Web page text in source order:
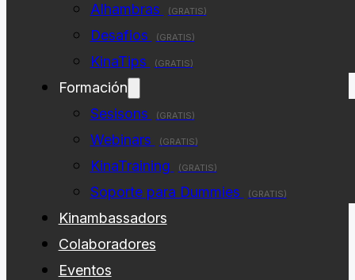
Alhambras (GRATIS)
Desafios (GRATIS)
KinaTips (GRATIS)
Formación
Sesisons
(GRATIS)
Webinars (GRATIS)
KinaTraining (GRATIS)
Soporte para Dummies (GRATIS)
Kinambassadors
Colaboradores
Eventos